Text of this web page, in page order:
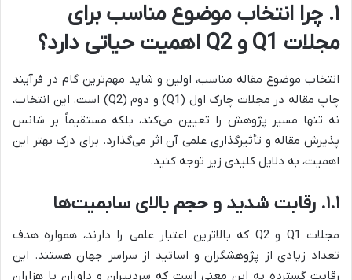
۱. چرا انتخاب موضوع مناسب برای
مجلات Q1 و Q2 اهمیت حیاتی دارد؟
انتخاب موضوع مقاله مناسب، اولین و شاید مهم‌ترین گام در فرآیند
چاپ مقاله در مجلات چارک اول (Q1) و دوم (Q2) است. این انتخاب،
نه تنها مسیر پژوهش را تعیین می‌کند، بلکه مستقیماً بر شانس
پذیرش مقاله و تأثیرگذاری علمی آن اثر می‌گذارد. برای درک بهتر این
اهمیت، به دلایل کلیدی زیر توجه کنید.
۱.۱. رقابت شدید و حجم بالای سابمیت‌ها
مجلات Q1 و Q2 که بالاترین اعتبار علمی را دارند، همواره هدف
تعداد زیادی از پژوهشگران و اساتید از سراسر جهان هستند. این
رقابت گسترده به این معنی است که سردبیران و داوران با هزاران